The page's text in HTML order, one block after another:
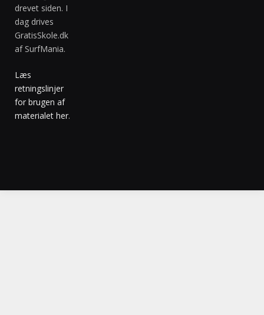
drevet siden. I
dag drives
GratisSkole.dk
af SurfMania.
Læs
retningslinjer
for brugen af
materialet her.